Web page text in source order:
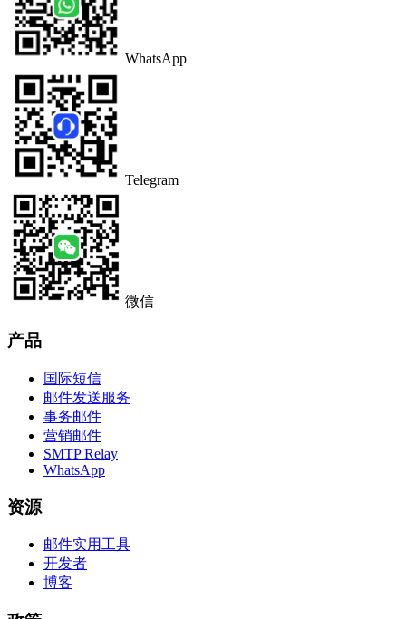
WhatsApp
Telegram
微信
产品
国际短信
邮件发送服务
事务邮件
营销邮件
SMTP Relay
WhatsApp
资源
邮件实用工具
开发者
博客